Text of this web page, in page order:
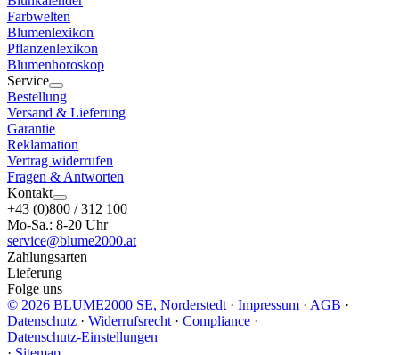
Farbwelten
Blumenlexikon
Pflanzenlexikon
Blumenhoroskop
Service
Bestellung
Versand & Lieferung
Garantie
Reklamation
Vertrag widerrufen
Fragen & Antworten
Kontakt
+43 (0)800 / 312 100
Mo-Sa.: 8-20 Uhr
service@blume2000.at
Zahlungsarten
Lieferung
Folge uns
© 2026 BLUME2000 SE, Norderstedt · Impressum · AGB ·
Datenschutz · Widerrufsrecht · Compliance ·
Datenschutz-Einstellungen